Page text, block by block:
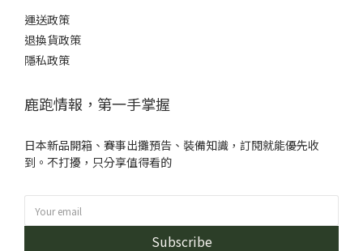
運送政策
退換貨政策
隱私政策
鹿跑情報，第一手掌握
日本新品開箱、賽事出攤預告、裝備知識，訂閱就能優先收
到。不打擾，只分享值得看的
Subscribe